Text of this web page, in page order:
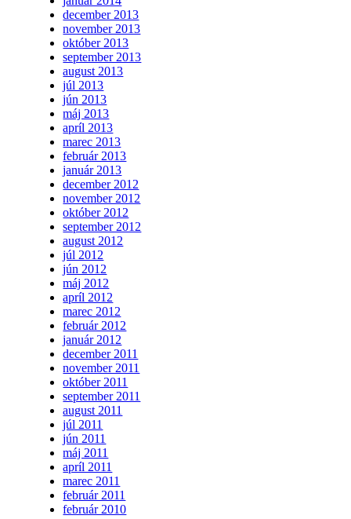
december 2013
november 2013
október 2013
september 2013
august 2013
júl 2013
jún 2013
máj 2013
apríl 2013
marec 2013
február 2013
január 2013
december 2012
november 2012
október 2012
september 2012
august 2012
júl 2012
jún 2012
máj 2012
apríl 2012
marec 2012
február 2012
január 2012
december 2011
november 2011
október 2011
september 2011
august 2011
júl 2011
jún 2011
máj 2011
apríl 2011
marec 2011
február 2011
február 2010